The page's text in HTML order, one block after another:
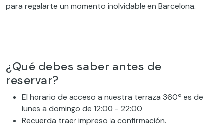
para regalarte un momento inolvidable en Barcelona.
¿Qué debes saber antes de
reservar?
El horario de acceso a nuestra terraza 360º es de
lunes a domingo de 12:00 - 22:00
Recuerda traer impreso la confirmación.